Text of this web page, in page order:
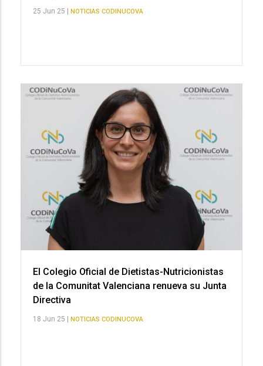
25 Jun 25 | NOTICIAS CODINUCOVA
El Colegio Oficial de Dietistas-Nutricionistas
de la Comunitat Valenciana renueva su Junta
Directiva
18 Jun 25 | NOTICIAS CODINUCOVA